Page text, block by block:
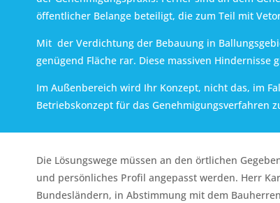
öffentlicher Belange beteiligt, die zum Teil mit
Mit der Verdichtung der Bebauung in
genügend Fläche rar. Diese massiven
Im Außenbereich wird Ihr Konzept, nicht das, im
Betriebskonzept für das Genehmigungsverfahren
Die Lösungswege müssen an den örtlichen
und persönliches Profil angepasst werden. Herr
Bundesländern, in Abstimmung mit dem